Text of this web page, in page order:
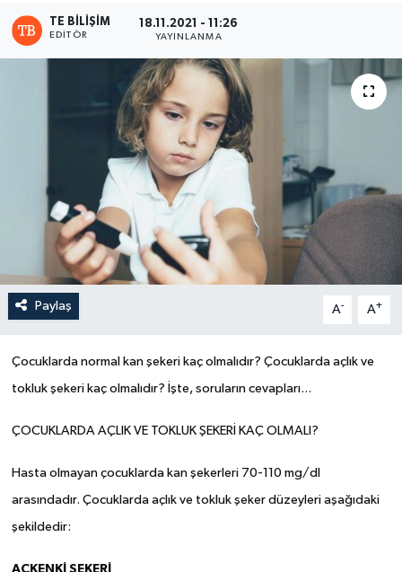
TE BILIŞIM
EDITÖR
18.11.2021 - 11:26
YAYINLANMA
Paylaş A- A+
Çocuklarda normal kan şekeri kaç olmalıdır? Çocuklarda açlık ve
tokluk şekeri kaç olmalıdır? İşte, soruların cevapları...
ÇOCUKLARDA AÇLIK VE TOKLUK ŞEKERİ KAÇ OLMALI?
Hasta olmayan çocuklarda kan şekerleri 70-110 mg/dl
arasındadır. Çocuklarda açlık ve tokluk şeker düzeyleri aşağıdaki
şekildedir:
AÇKENKİ ŞEKERİ
Son Dakika Haberleri
Haber Arşivi